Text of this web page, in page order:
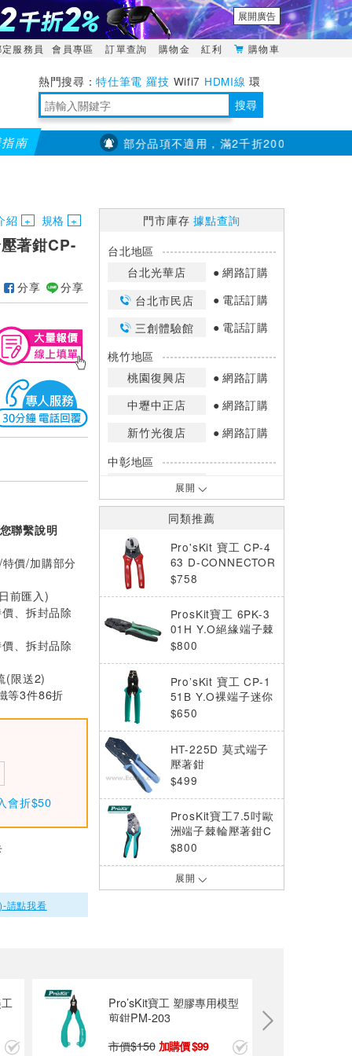
展開廣告
定服務員 會員專區 訂單查詢 購物金 紅利 購物車
特仕筆電 羅技 Wifi7 HDMI線 環
境量測 明緯POWER 搜尋
南
館滿千折百(部分品項不適用，滿2千折200...) 儀錶指定款
紹 規格
著鉗CP-
分享 分享
聯繫說明
價/加購部分
前匯入)
、拆封品除
、拆封品除
(限送2)
等3件86折
會折$50
請點我看
門市庫存據點查詢
台北地區
台北光華店
網路訂購
台北市民店
電話訂購
三創體驗館
電話訂購
桃竹地區
桃園復興店
網路訂購
中壢中正店
網路訂購
新竹光復店
網路訂購
中彰地區
台中英才店
嘉南地區
高雄鳳山店
網路訂購
*庫存數量：網路訂購(0)、少量庫存
*門市庫存以店內實際數量為準，可使
用專人服務或撥打門市電話洽詢。
展開
同類推薦
Pro'sKit 寶工 CP-4
63 D-CONNECTOR
壓著工具 0.5-3.5m
$758
ProsKit寶工 6PK-3
01H Y.O絕緣端子棘
輪壓著鉗
$800
Pro’sKit 寶工 CP-1
51B Y.O裸端子迷你
棘輪壓著鉗
$650
HT-225D 莫式端子
壓著鉗
$499
ProsKit寶工7.5吋歐
洲端子棘輪壓著鉗C
P-751E
$800
ProsKit寶工7.5吋Y.
ProsKit寶工7.5吋接
續裸端子棘輪壓著鉗
CP-751C
$800
展開
Pro’sKit寶工 塑膠專用模型
剪鉗PM-203
市價$150 99